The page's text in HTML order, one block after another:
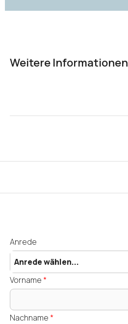
Weitere Informationen
Anrede
Anrede wählen...
Vorname *
Nachname *